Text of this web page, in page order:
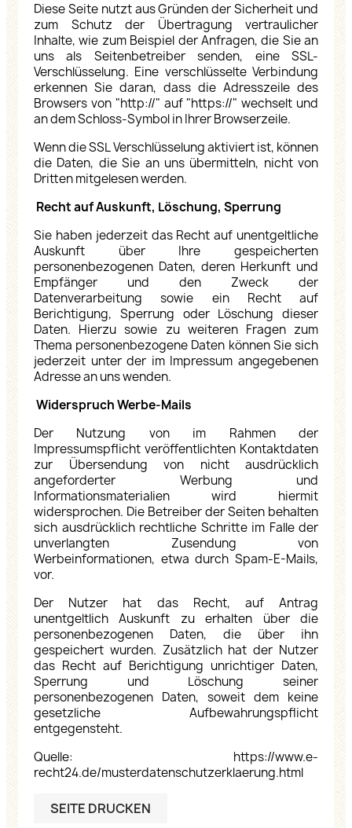
Diese Seite nutzt aus Gründen der Sicherheit und
zum Schutz der Übertragung vertraulicher
Inhalte, wie zum Beispiel der Anfragen, die Sie an
uns als Seitenbetreiber senden, eine SSL-
Verschlüsselung. Eine verschlüsselte Verbindung
erkennen Sie daran, dass die Adresszeile des
Browsers von "http://" auf "https://" wechselt und
an dem Schloss-Symbol in Ihrer Browserzeile.
Wenn die SSL Verschlüsselung aktiviert ist, können
die Daten, die Sie an uns übermitteln, nicht von
Dritten mitgelesen werden.
Recht auf Auskunft, Löschung, Sperrung
Sie haben jederzeit das Recht auf unentgeltliche
Auskunft über Ihre gespeicherten
personenbezogenen Daten, deren Herkunft und
Empfänger und den Zweck der
Datenverarbeitung sowie ein Recht auf
Berichtigung, Sperrung oder Löschung dieser
Daten. Hierzu sowie zu weiteren Fragen zum
Thema personenbezogene Daten können Sie sich
jederzeit unter der im Impressum angegebenen
Adresse an uns wenden.
Widerspruch Werbe-Mails
Der Nutzung von im Rahmen der
Impressumspflicht veröffentlichten Kontaktdaten
zur Übersendung von nicht ausdrücklich
angeforderter Werbung und
Informationsmaterialien wird hiermit
widersprochen. Die Betreiber der Seiten behalten
sich ausdrücklich rechtliche Schritte im Falle der
unverlangten Zusendung von
Werbeinformationen, etwa durch Spam-E-Mails,
vor.
Der Nutzer hat das Recht, auf Antrag
unentgeltlich Auskunft zu erhalten über die
personenbezogenen Daten, die über ihn
gespeichert wurden. Zusätzlich hat der Nutzer
das Recht auf Berichtigung unrichtiger Daten,
Sperrung und Löschung seiner
personenbezogenen Daten, soweit dem keine
gesetzliche Aufbewahrungspflicht
entgegensteht.
Quelle: https://www.e-
recht24.de/musterdatenschutzerklaerung.html